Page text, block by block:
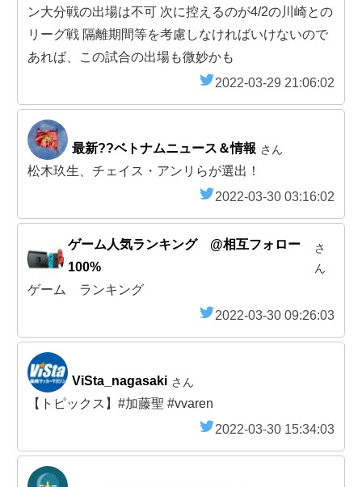
ン大分戦の出場は不可 次に控えるのが4/2の川崎との
リーグ戦 隔離期間等を考慮しなければいけないので
あれば、この試合の出場も微妙かも
2022-03-29 21:06:02
最新??ベトナムニュース＆情報 さん
松木玖生、チェイス・アンリらが選出！
2022-03-30 03:16:02
ゲーム人気ランキング @相互フォロー
100%
さ
ん
ゲーム ランキング
2022-03-30 09:26:03
ViSta_nagasaki さん
【トピックス】#加藤聖 #vvaren
2022-03-30 15:34:03